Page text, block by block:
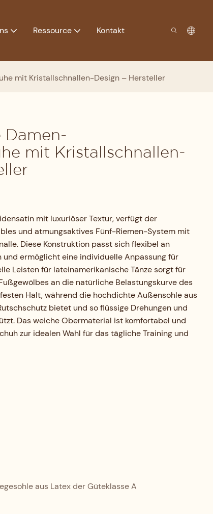
Ressource Kontakt
mit Kristallschnallen-Design – Hersteller
Damen-
mit Kristallschnallen-
mit luxuriöser Textur, verfügt der
und atmungsaktives Fünf-Riemen-System mit
Diese Konstruktion passt sich flexibel an
ermöglicht eine individuelle Anpassung für
Leisten für lateinamerikanische Tänze sorgt für
an die natürliche Belastungskurve des
Halt, während die hochdichte Außensohle aus
bietet und so flüssige Drehungen und
Das weiche Obermaterial ist komfortabel und
zur idealen Wahl für das tägliche Training und
aus Latex der Güteklasse A